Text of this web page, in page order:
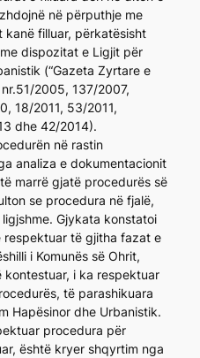
në përputhje me
filluar, përkatësisht
dispozitat e Ligjit për
(“Gazeta Zyrtare e
2005, 137/2007,
18/2011, 53/2011,
dhe 42/2014).
në rastin
analiza e dokumentacionit
marrë gjatë procedurës së
se procedura në fjalë,
Gjykata konstatoi
respektuar të gjitha fazat e
i Komunës së Ohrit,
i ka respektuar
të parashikuara
Hapësinor dhe Urbanistik.
procedura për
është kryer shqyrtim nga